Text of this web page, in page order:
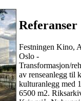
Referanser
Festningen Kino,
Oslo -
Transformasjon/
av renseanlegg til
kulturanlegg med
6500 m2.